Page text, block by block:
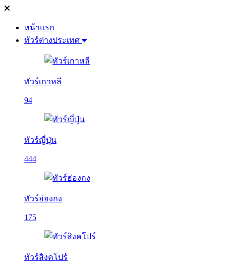
หน้าแรก
ทัวร์ต่างประเทศ
ทัวร์เกาหลี
94
ทัวร์ญี่ปุ่น
444
ทัวร์ฮ่องกง
175
ทัวร์สิงคโปร์